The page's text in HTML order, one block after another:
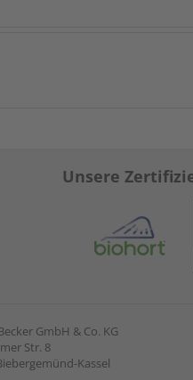
Unsere
GmbH & Co. KG
Str. 8
Kassel